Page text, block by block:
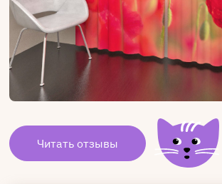
Читать отзывы